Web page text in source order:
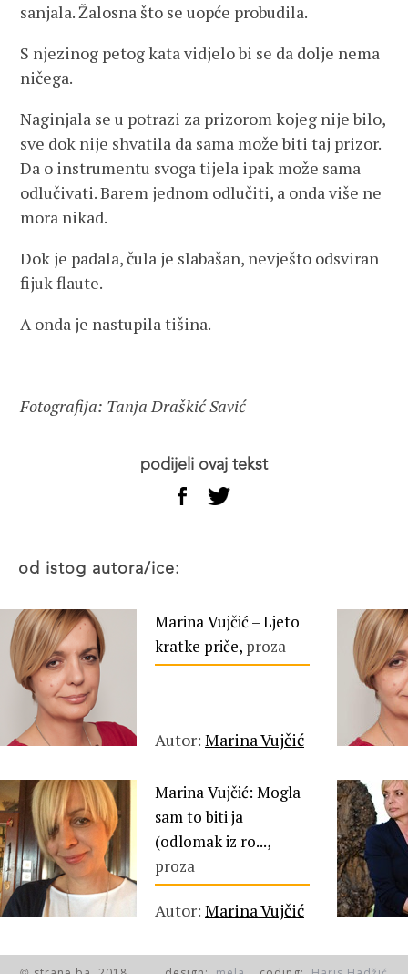
sanjala. Žalosna što se uopće probudila.
S njezinog petog kata vidjelo bi se da dolje nema
ničega.
Naginjala se u potrazi za prizorom kojeg nije bilo,
sve dok nije shvatila da sama može biti taj prizor.
Da o instrumentu svoga tijela ipak može sama
odlučivati. Barem jednom odlučiti, a onda više ne
mora nikad.
Dok je padala, čula je slabašan, nevješto odsviran
fijuk flaute.
A onda je nastupila tišina.
Fotografija: Tanja Draškić Savić
podijeli ovaj tekst
od istog autora/ice:
Marina Vujčić – Ljeto
kratke priče, proza
Autor: Marina Vujčić
Marina Vujčić: Mogla
sam to biti ja
(odlomak iz ro...,
proza
Autor: Marina Vujčić